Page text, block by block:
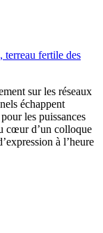
terreau fertile des
sur les réseaux
échappent
les puissances
cœur d’un colloque
à l’heure